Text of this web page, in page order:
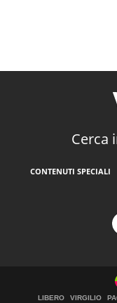
Cerca
CONTENUTI SPECIALI
LIBERO VIRGILIO